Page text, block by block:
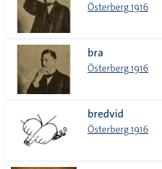
Österberg 1916
bra
Österberg 1916
bredvid
Österberg 1916